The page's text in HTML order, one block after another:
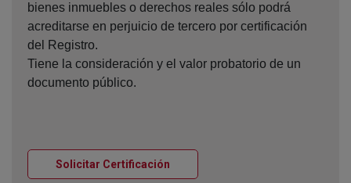
bienes inmuebles o derechos reales sólo podrá
acreditarse en perjuicio de tercero por certificación
del Registro.
Tiene la consideración y el valor probatorio de un
documento público.
Solicitar Certificación